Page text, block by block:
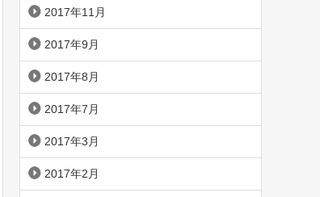
2017年11月
2017年9月
2017年8月
2017年7月
2017年3月
2017年2月